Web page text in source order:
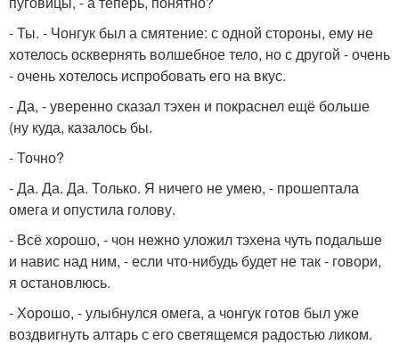
- Ты. - Чонгук был а смятение: с одной стороны, ему не
хотелось осквернять волшебное тело, но с другой - очень
- очень хотелось испробовать его на вкус.
- Да, - уверенно сказал тэхен и покраснел ещё больше
(ну куда, казалось бы.
- Точно?
- Да. Да. Да. Только. Я ничего не умею, - прошептала
омега и опустила голову.
- Всё хорошо, - чон нежно уложил тэхена чуть подальше
и навис над ним, - если что-нибудь будет не так - говори,
я остановлюсь.
- Хорошо, - улыбнулся омега, а чонгук готов был уже
воздвигнуть алтарь с его светящемся радостью ликом.